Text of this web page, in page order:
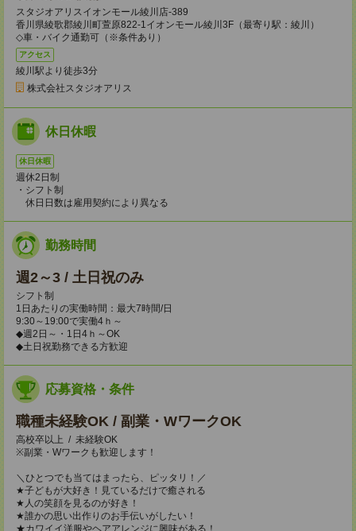
スタジオアリスイオンモール綾川店-389
香川県綾歌郡綾川町萱原822-1イオンモール綾川3F（最寄り駅：綾川）
◇車・バイク通勤可（※条件あり）
アクセス
綾川駅より徒歩3分
株式会社スタジオアリス
休日休暇
休日休暇
週休2日制
・シフト制
休日日数は雇用契約により異なる
勤務時間
週2～3 / 土日祝のみ
シフト制
1日あたりの実働時間：最大7時間/日
9:30～19:00で実働4ｈ～
◆週2日～・1日4ｈ～OK
◆土日祝勤務できる方歓迎
応募資格・条件
職種未経験OK / 副業・WワークOK
高校卒以上 / 未経験OK
※副業・Wワークも歓迎します！
＼ひとつでも当てはまったら、ピッタリ！／
★子どもが大好き！見ているだけで癒される
★人の笑顔を見るのが好き！
★誰かの思い出作りのお手伝いがしたい！
★カワイイ洋服やヘアアレンジに興味がある！